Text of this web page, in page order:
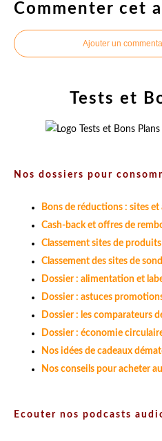
Commenter cet
Ajouter un
Tests et
Nos dossiers pour
Bons de réductions : sites
Cash-back et offres de
Classement sites de
Classement des sites de
Dossier : alimentation et
Dossier : astuces
Dossier : les comparateurs
Dossier : économie
Nos idées de cadeaux
Nos conseils pour acheter
Ecouter nos podcasts